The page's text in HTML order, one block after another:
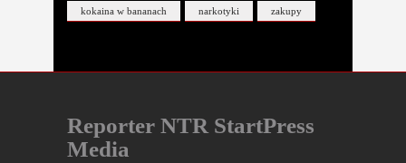
kokaina w bananach narkotyki zakupy
Reporter NTR StartPress
Media